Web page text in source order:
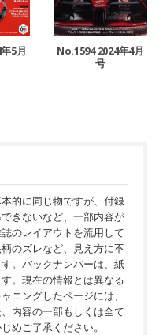
5月
No.1594 2024年4月
号
的に同じ物ですが、付録
きないなど、一部内容が
のレイアウトを流用して
のズレなど、見え方に不
。バックナンバーは、紙
。現在の情報とは異なる
ニングしたページには、
内容の一部もしくは全て
めご了承ください。